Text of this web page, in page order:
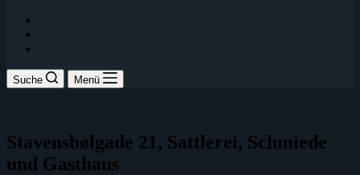
Suche Menü
Stavensbølgade 21, Sattlerei, Schmiede
und Gasthaus